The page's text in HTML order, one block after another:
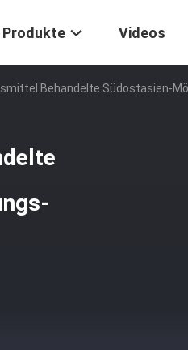
Produkte Videos
Behandelte Südostasien-